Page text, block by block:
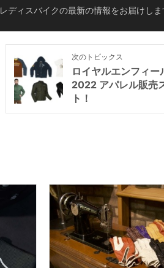
レディスバイクの最新の情報をお届けしま
次のトピックス
ロイヤルエンフィー
2022 アパレル販売
ト！